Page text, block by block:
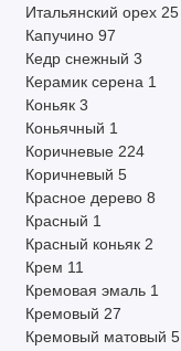
Итальянский орех 25
Капучино 97
Кедр снежный 3
Керамик серена 1
Коньяк 3
Коньячный 1
Коричневые 224
Коричневый 5
Красное дерево 8
Красный 1
Красный коньяк 2
Крем 11
Кремовая эмаль 1
Кремовый 27
Кремовый матовый 5